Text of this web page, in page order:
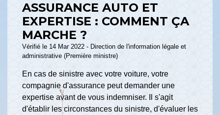
ASSURANCE AUTO ET
EXPERTISE : COMMENT ÇA
MARCHE ?
Vérifié le 14 Mar 2022 - Direction de l'information légale et
administrative (Première ministre)
En cas de sinistre avec votre voiture, votre
compagnie d'assurance peut demander une
expertise avant de vous indemniser. Il s'agit
d'établir les circonstances du sinistre, d'évaluer les